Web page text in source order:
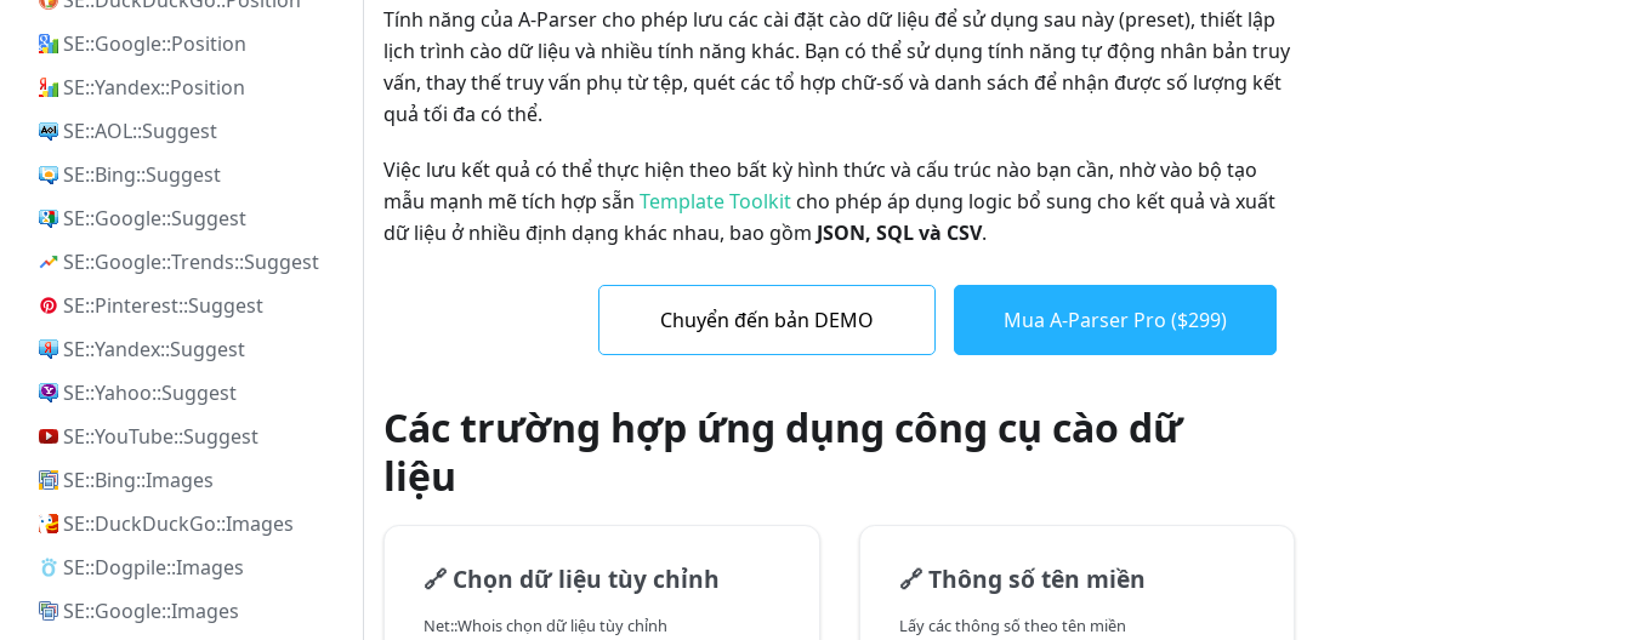
SE::Google::Position
SE::Yandex::Position
SE::AOL::Suggest
SE::Bing::Suggest
SE::Google::Suggest
SE::Google::Trends::Suggest
SE::Pinterest::Suggest
SE::Yandex::Suggest
SE::Yahoo::Suggest
SE::YouTube::Suggest
SE::Bing::Images
SE::DuckDuckGo::Images
SE::Dogpile::Images
SE::Google::Images
Tính năng của A-Parser cho phép lưu các cài đặt cào dữ liệu để sử dụng sau này (preset), thiết lập
lịch trình cào dữ liệu và nhiều tính năng khác. Bạn có thể sử dụng tính năng tự động nhân bản truy
vấn, thay thế truy vấn phụ từ tệp, quét các tổ hợp chữ-số và danh sách để nhận được số lượng kết
quả tối đa có thể.
Việc lưu kết quả có thể thực hiện theo bất kỳ hình thức và cấu trúc nào bạn cần, nhờ vào bộ tạo
mẫu mạnh mẽ tích hợp sẵn Template Toolkitcho phép áp dụng logic bổ sung cho kết quả và xuất
dữ liệu ở nhiều định dạng khác nhau, bao gồm JSON, SQL và CSV.
Chuyển đến bản DEMO Mua A-Parser Pro ($299)
Các trường hợp ứng dụng công cụ cào dữ
liệu
🔗 Chọn dữ liệu tùy chỉnh
Net::Whois chọn dữ liệu tùy chỉnh
🔗 Thông số tên miền
Lấy các thông số theo tên miền